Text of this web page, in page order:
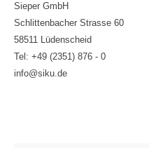
Sieper GmbH
Schlittenbacher Strasse 60
58511 Lüdenscheid
Tel: +49 (2351) 876 - 0
info@siku.de